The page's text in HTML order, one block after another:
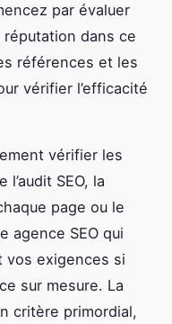
par évaluer
dans ce
références et les
vérifier l’efficacité
vérifier les
SEO, la
page ou le
agence SEO qui
vos exigences si
sur mesure. La
critère primordial,